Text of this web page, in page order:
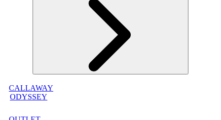
プライバシーポリシー
特定商取引法に基づく表示
古物営業法に基づく表示
CALLAWAY
ODYSSEY